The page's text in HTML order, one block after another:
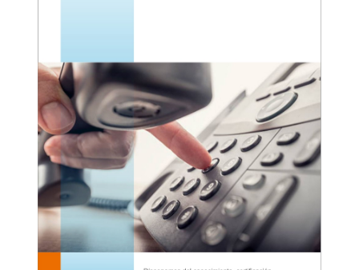
Grandstream Teclado Expansión GXP 2200
Grandstream Teclado Expansión GBX20